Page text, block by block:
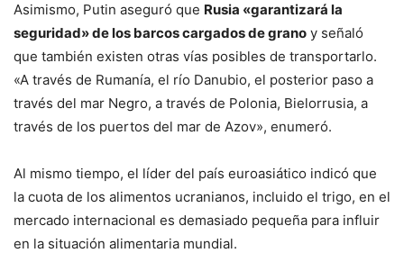
Asimismo, Putin aseguró que Rusia «garantizará la
seguridad» de los barcos cargados de grano y señaló
que también existen otras vías posibles de transportarlo.
«A través de Rumanía, el río Danubio, el posterior paso a
través del mar Negro, a través de Polonia, Bielorrusia, a
través de los puertos del mar de Azov», enumeró.
Al mismo tiempo, el líder del país euroasiático indicó que
la cuota de los alimentos ucranianos, incluido el trigo, en el
mercado internacional es demasiado pequeña para influir
en la situación alimentaria mundial.